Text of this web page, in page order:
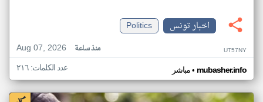
اخبار تونس
Politics
Aug 07, 2026
منذ ساعة UT57NY
مباشر• mubasher.info عدد الكلمات: ٢١٦